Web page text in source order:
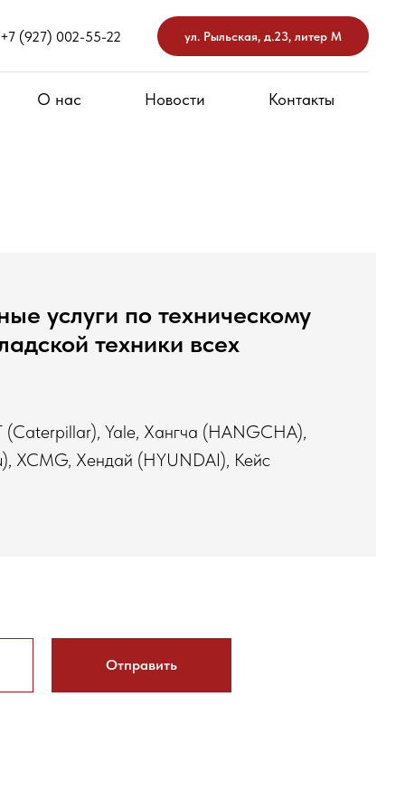
(927) 002-55-22 ул. Рыльская, д.23, литер М
О нас Новости Контакты
услуги по техническому
техники всех
(Caterpillar), Yale, Хангча (HANGCHA),
XCMG, Хендай (HYUNDAI), Кейс
Отправить